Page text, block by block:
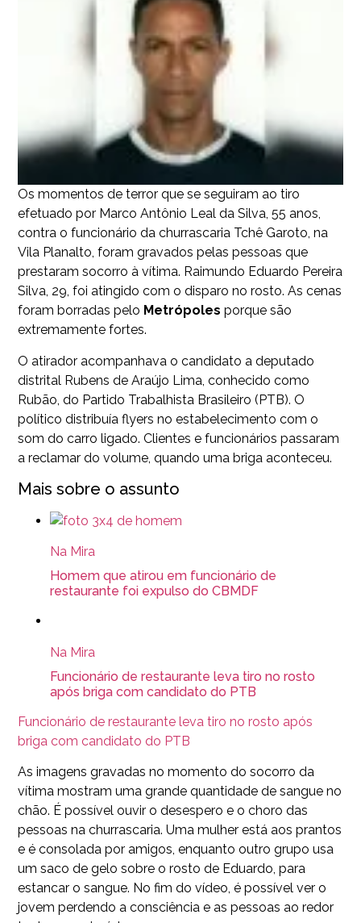
Os momentos de terror que se seguiram ao tiro
efetuado por Marco Antônio Leal da Silva, 55 anos,
contra o funcionário da churrascaria Tchê Garoto, na
Vila Planalto, foram gravados pelas pessoas que
prestaram socorro à vítima. Raimundo Eduardo Pereira
Silva, 29, foi atingido com o disparo no rosto. As cenas
foram borradas pelo Metrópoles porque são
extremamente fortes.
O atirador acompanhava o candidato a deputado
distrital Rubens de Araújo Lima, conhecido como
Rubão, do Partido Trabalhista Brasileiro (PTB). O
político distribuía flyers no estabelecimento com o
som do carro ligado. Clientes e funcionários passaram
a reclamar do volume, quando uma briga aconteceu.
Mais sobre o assunto
Na Mira
Homem que atirou em funcionário de
restaurante foi expulso do CBMDF
Na Mira
Funcionário de restaurante leva tiro no rosto
após briga com candidato do PTB
Funcionário de restaurante leva tiro no rosto após
briga com candidato do PTB
As imagens gravadas no momento do socorro da
vítima mostram uma grande quantidade de sangue no
chão. É possível ouvir o desespero e o choro das
pessoas na churrascaria. Uma mulher está aos prantos
e é consolada por amigos, enquanto outro grupo usa
um saco de gelo sobre o rosto de Eduardo, para
estancar o sangue. No fim do vídeo, é possível ver o
jovem perdendo a consciência e as pessoas ao redor